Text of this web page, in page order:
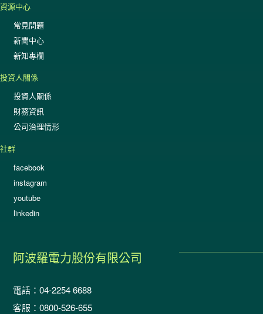
阿波羅電力股份有限公司
電話：04-2254 6688
客服：0800-526-655
資源中心
常見問題
新聞中心
新知專欄
投資人關係
投資人關係
財務資訊
公司治理情形
社群
facebook
instagram
youtube
linkedin